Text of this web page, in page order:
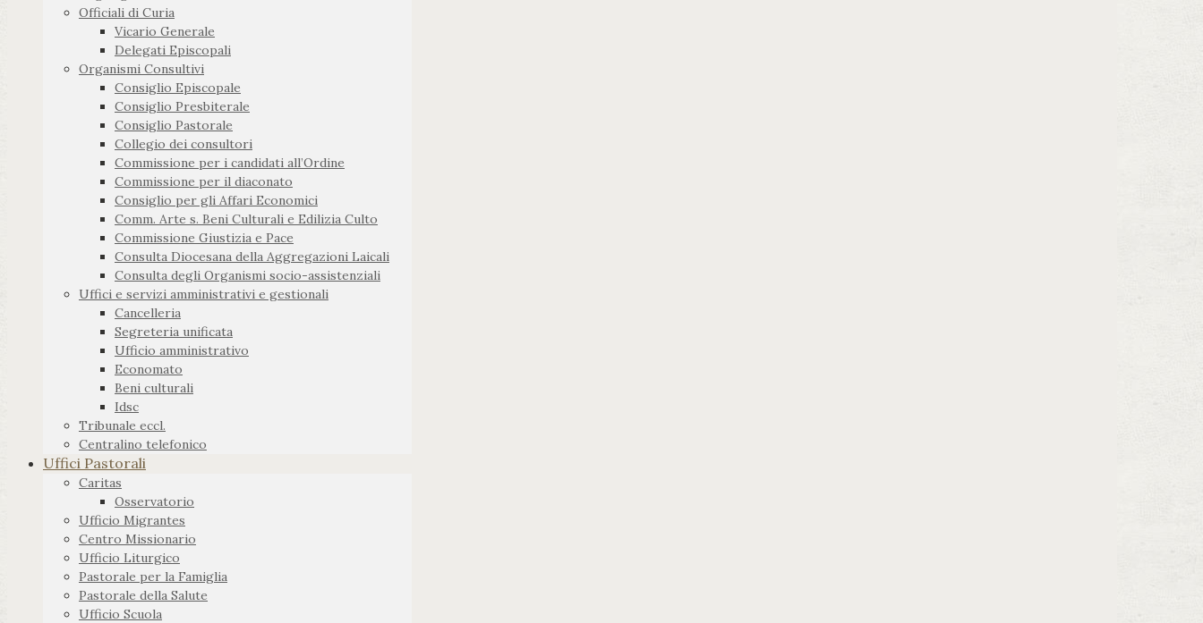
Officiali di Curia
Vicario Generale
Delegati Episcopali
Organismi Consultivi
Consiglio Episcopale
Consiglio Presbiterale
Consiglio Pastorale
Collegio dei consultori
Commissione per i candidati all’Ordine
Commissione per il diaconato
Consiglio per gli Affari Economici
Comm. Arte s. Beni Culturali e Edilizia Culto
Commissione Giustizia e Pace
Consulta Diocesana della Aggregazioni Laicali
Consulta degli Organismi socio-assistenziali
Uffici e servizi amministrativi e gestionali
Cancelleria
Segreteria unificata
Ufficio amministrativo
Economato
Beni culturali
Idsc
Tribunale eccl.
Centralino telefonico
Uffici Pastorali
Caritas
Osservatorio
Ufficio Migrantes
Centro Missionario
Ufficio Liturgico
Pastorale per la Famiglia
Pastorale della Salute
Ufficio Scuola